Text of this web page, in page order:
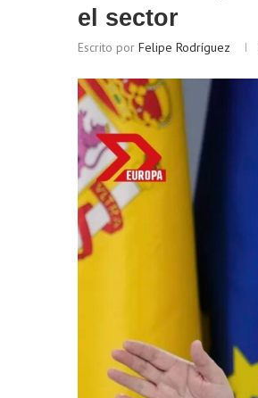
el sector
Escrito por Felipe Rodríguez